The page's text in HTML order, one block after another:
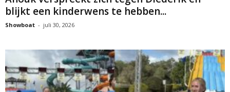
blijkt een kinderwens te hebben...
Showboat - juli 30, 2026